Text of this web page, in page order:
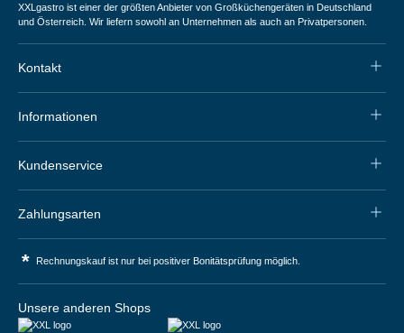
XXLgastro ist einer der größten Anbieter von Großküchengeräten in Deutschland
und Österreich. Wir liefern sowohl an Unternehmen als auch an Privatpersonen.
Kontakt
Informationen
Kundenservice
Zahlungsarten
* Rechnungskauf ist nur bei positiver Bonitätsprüfung möglich.
Unsere anderen Shops